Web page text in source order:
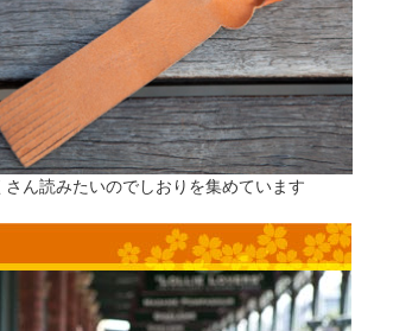
さん読みたいのでしおりを集めています